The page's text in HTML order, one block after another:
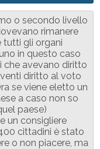
o secondo livello
rimanere
tutti gli organi
in questo caso
che avevano diritto
diritto al voto
se viene eletto un
a caso non so
paese)
un consigliere
cittadini è stato
o non piacere, ma